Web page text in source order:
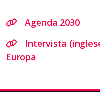
Agenda 2030
Intervista
Europa